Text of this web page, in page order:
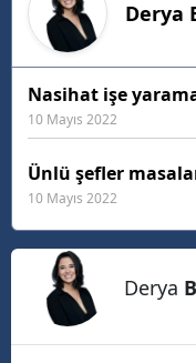
Derya
Nasihat işe
10 Mayıs 2022
Ünlü şefler
10 Mayıs 2022
Derya